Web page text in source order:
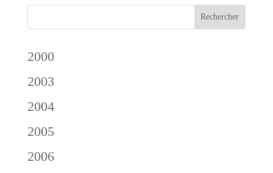
2000
2003
2004
2005
2006